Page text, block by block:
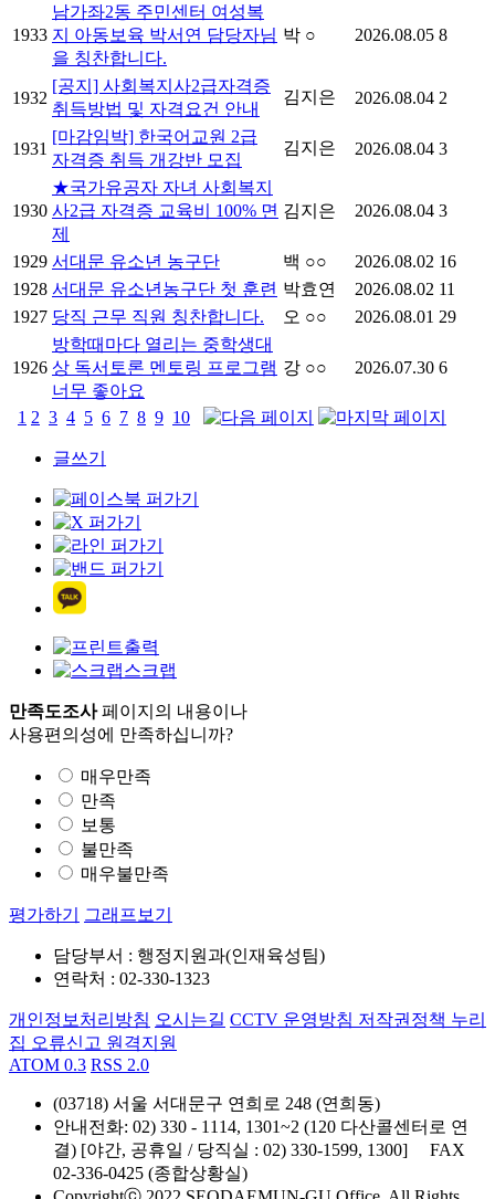
1933
남가좌2동 주민센터 여성복
지 아동보육 박서연 담당자님
을 칭찬합니다.
박 ○ 2026.08.05 8
1932
[공지] 사회복지사2급자격증
취득방법 및 자격요건 안내
김지은 2026.08.04 2
1931
[마감임박] 한국어교원 2급
자격증 취득 개강반 모집
김지은 2026.08.04 3
1930
★국가유공자 자녀 사회복지
사2급 자격증 교육비 100% 면
제
김지은 2026.08.04 3
1929 서대문 유소년 농구단 백 ○○ 2026.08.02 16
1928 서대문 유소년농구단 첫 훈련 박효연 2026.08.02 11
1927 당직 근무 직원 칭찬합니다. 오 ○○ 2026.08.01 29
1926
방학때마다 열리는 중학생대
상 독서토론 멘토링 프로그램
너무 좋아요
강 ○○ 2026.07.30 6
1 2 3 4 5 6 7 8 9 10
글쓰기
출력
스크랩
만족도조사페이지의 내용이나
사용편의성에 만족하십니까?
매우만족
만족
보통
불만족
매우불만족
평가하기 그래프보기
담당부서 : 행정지원과(인재육성팀)
연락처 : 02-330-1323
개인정보처리방침 오시는길 CCTV 운영방침 저작권정책 누리
집 오류신고 원격지원
ATOM 0.3 RSS 2.0
(03718) 서울 서대문구 연희로 248 (연희동)
안내전화: 02) 330 - 1114, 1301~2 (120 다산콜센터로 연
결) [야간, 공휴일 / 당직실 : 02) 330-1599, 1300] FAX
02-336-0425 (종합상황실)